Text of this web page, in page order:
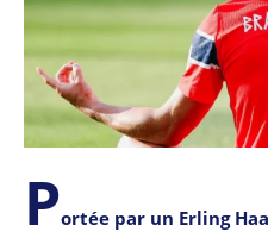
Portée par un Erling